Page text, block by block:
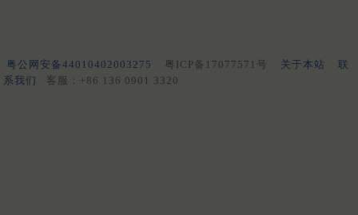
粤公网安备44010402003275 粤ICP备17077571号 关于本站
联
系我们
客服：+86 136 0901 3320